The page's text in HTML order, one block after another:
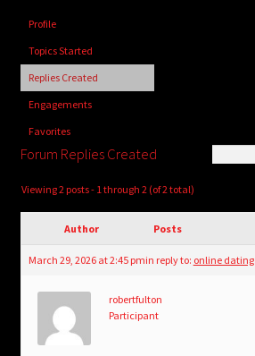
Login/Create Account
Profile
Topics Started
Replies Created
Engagements
Favorites
Forum Replies Created
Viewing 2 posts - 1 through 2 (of 2 total)
Author Posts
March 29, 2026 at 2:45 pmin reply to: online dating
robertfulton
Participant